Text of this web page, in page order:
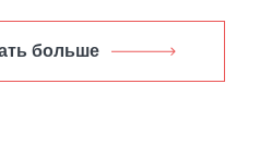
больше